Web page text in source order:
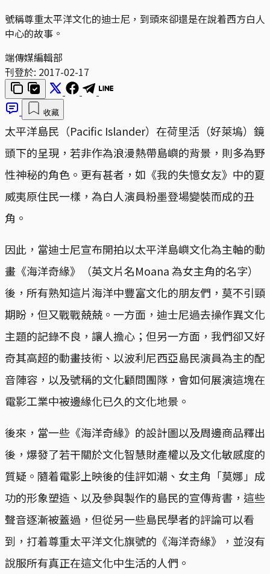
號稱尊重太平洋文化的迪士尼，到頭來卻還是在說着西方白人
中心的故事。
端傳媒編輯部
刊登於: 2017-02-17
收藏
太平洋島民（Pacific Islander）在荷里活（好萊塢）鏡
頭下的呈現，若非作為浪漫熱帶島嶼的背景，則多為野
性神秘的角色。更有甚者，如《我的失憶女友》中的夏
威夷原住民一樣，為白人演員粉墨登場變裝而成的丑
角。
因此，當迪士尼宣布開拍以太平洋島嶼文化為主軸的動
畫《海洋奇緣》（英文片名Moana 為女主角的名字）
後，所有熟知這片海洋中豐富文化的朋友們，莫不引頸
期盼，但又戰戰兢兢。一方面，迪士尼過去操作異文化
主題的記錄不良，讓人擔心；但另一方面，我們卻又好
奇其高超的動畫技術、以波利尼西亞島民演員為主的配
音陣容，以及號稱的文化顧問團隊，會如何展演這塊在
電影工業中被邊緣化已久的文化地景。
後來，當一些《海洋奇緣》的設計圖以及周邊商品釋出
後，爆發了若干關於文化智慧財產權以及文化敏感度的
質疑。隨着電影上映後的佳評如潮、女主角「莫娜」成
功的形象塑造、以及參與製作的島民的宣傳背書，這些
聲音逐漸被蓋過，但從另一些島民學者的評論可以看
到，打着尊重太平洋文化旗號的《海洋奇緣》，並沒有
說服所有真正在這文化中生活的人們。